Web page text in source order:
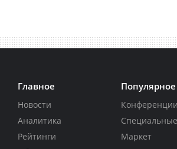
Главное
Новости
Аналитика
Рейтинги
Популярное
Конференции
Маркет